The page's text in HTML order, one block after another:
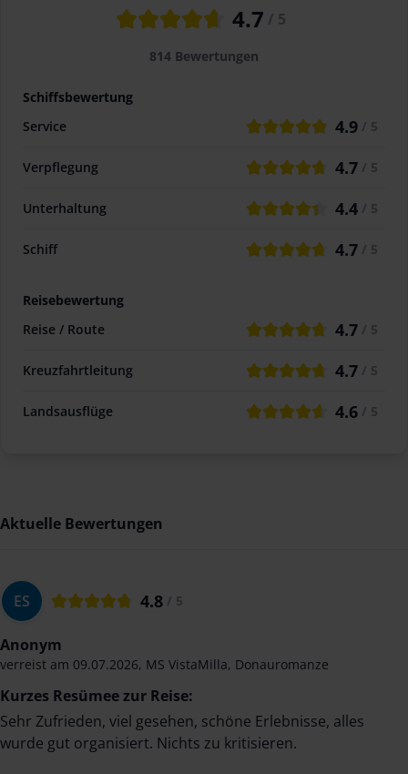
4.7 / 5
814 Bewertungen
Schiffsbewertung
Service
4.9 / 5
Verpflegung 4.7 / 5
Unterhaltung 4.4 / 5
Schiff 4.7 / 5
Reisebewertung
Reise / Route
4.7 / 5
Kreuzfahrtleitung 4.7 / 5
Landsausflüge 4.6 / 5
Aktuelle Bewertungen
ES 4.8 / 5
Anonym
verreist am 09.07.2026, MS VistaMilla, Donauromanze
Kurzes Resümee zur Reise:
Sehr Zufrieden, viel gesehen, schöne Erlebnisse, alles
wurde gut organisiert. Nichts zu kritisieren.